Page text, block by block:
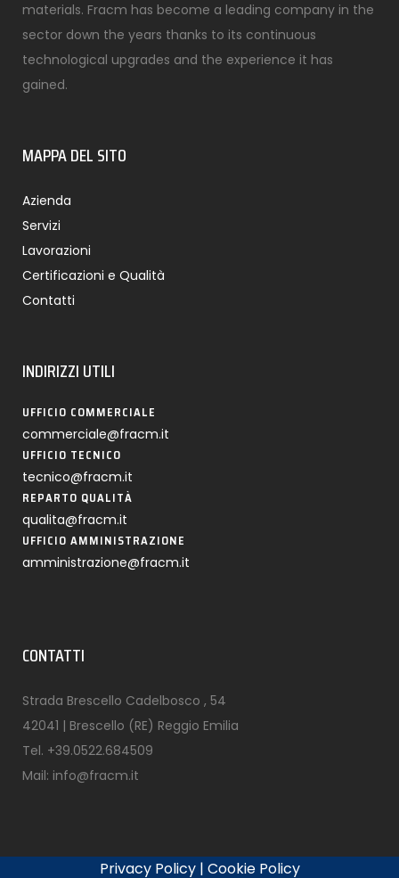
materials. Fracm has become a leading company in the
sector down the years thanks to its continuous
technological upgrades and the experience it has
gained.
MAPPA DEL SITO
Azienda
Servizi
Lavorazioni
Certificazioni e Qualità
Contatti
INDIRIZZI UTILI
UFFICIO COMMERCIALE
commerciale@fracm.it
UFFICIO TECNICO
tecnico@fracm.it
REPARTO QUALITÀ
qualita@fracm.it
UFFICIO AMMINISTRAZIONE
amministrazione@fracm.it
CONTATTI
Strada Brescello Cadelbosco , 54
42041 | Brescello (RE) Reggio Emilia
Tel. +39.0522.684509
Mail: info@fracm.it
Privacy Policy| Cookie Policy